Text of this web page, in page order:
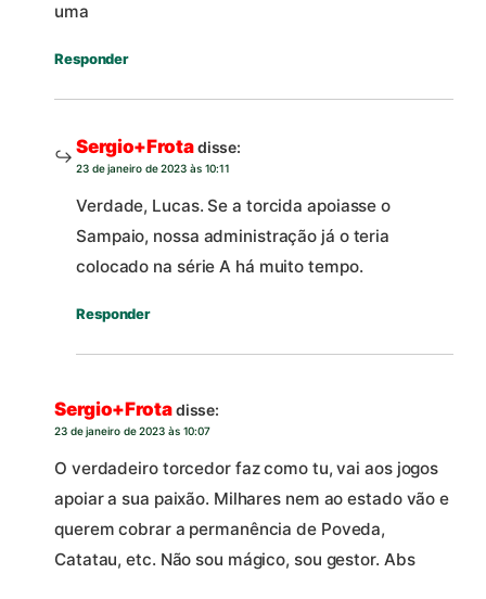
uma
Responder
Sergio+Frotadisse:
23 de janeiro de 2023 às 10:11
Verdade, Lucas. Se a torcida apoiasse o
Sampaio, nossa administração já o teria
colocado na série A há muito tempo.
Responder
Sergio+Frotadisse:
23 de janeiro de 2023 às 10:07
O verdadeiro torcedor faz como tu, vai aos jogos
apoiar a sua paixão. Milhares nem ao estado vão e
querem cobrar a permanência de Poveda,
Catatau, etc. Não sou mágico, sou gestor. Abs